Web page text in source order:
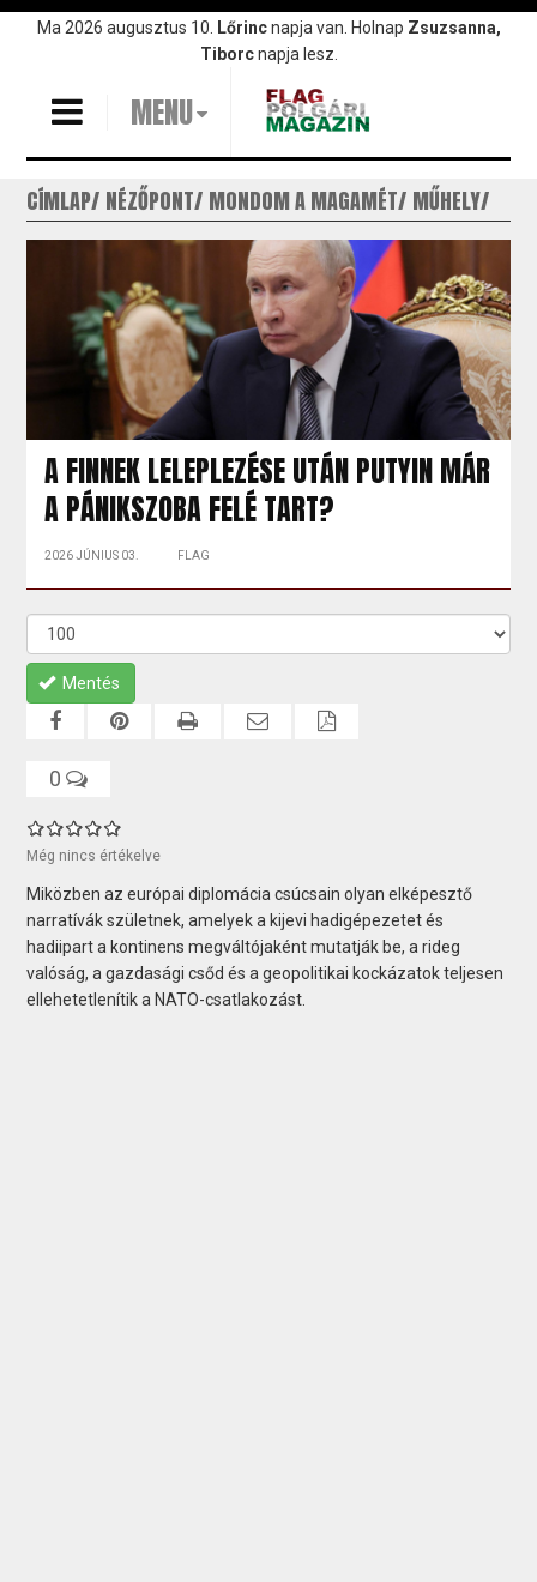
UgrásMa 2026 augusztus 10. Lőrincnapja van. Holnap Zsuzsanna,
Tiborcnapja lesz.
MENU
CÍMLAP NÉZŐPONT MONDOM A MAGAMÉT MŰHELY
A FINNEK LELEPLEZÉSE UTÁN PUTYIN MÁR
A PÁNIKSZOBA FELÉ TART?
2026 JÚNIUS 03. FLAG
Mentés
0
Még nincs értékelve
Miközben az európai diplomácia csúcsain olyan elképesztő
narratívák születnek, amelyek a kijevi hadigépezetet és
hadiipart a kontinens megváltójaként mutatják be, a rideg
valóság, a gazdasági csőd és a geopolitikai kockázatok teljesen
ellehetetlenítik a NATO-csatlakozást.